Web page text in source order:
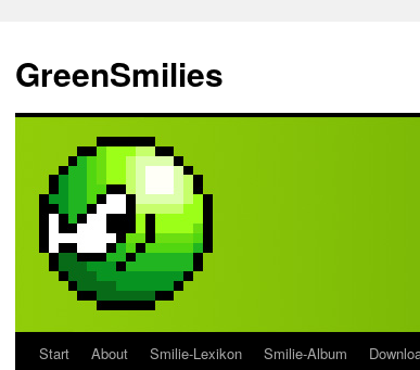
springen
GreenSmilies
Start About Smilie-Lexikon Smilie-Album